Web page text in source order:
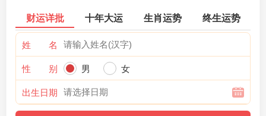
财运详批 十年大运 生肖运势 终生运势
姓 名
性 别
男
女
出生日期